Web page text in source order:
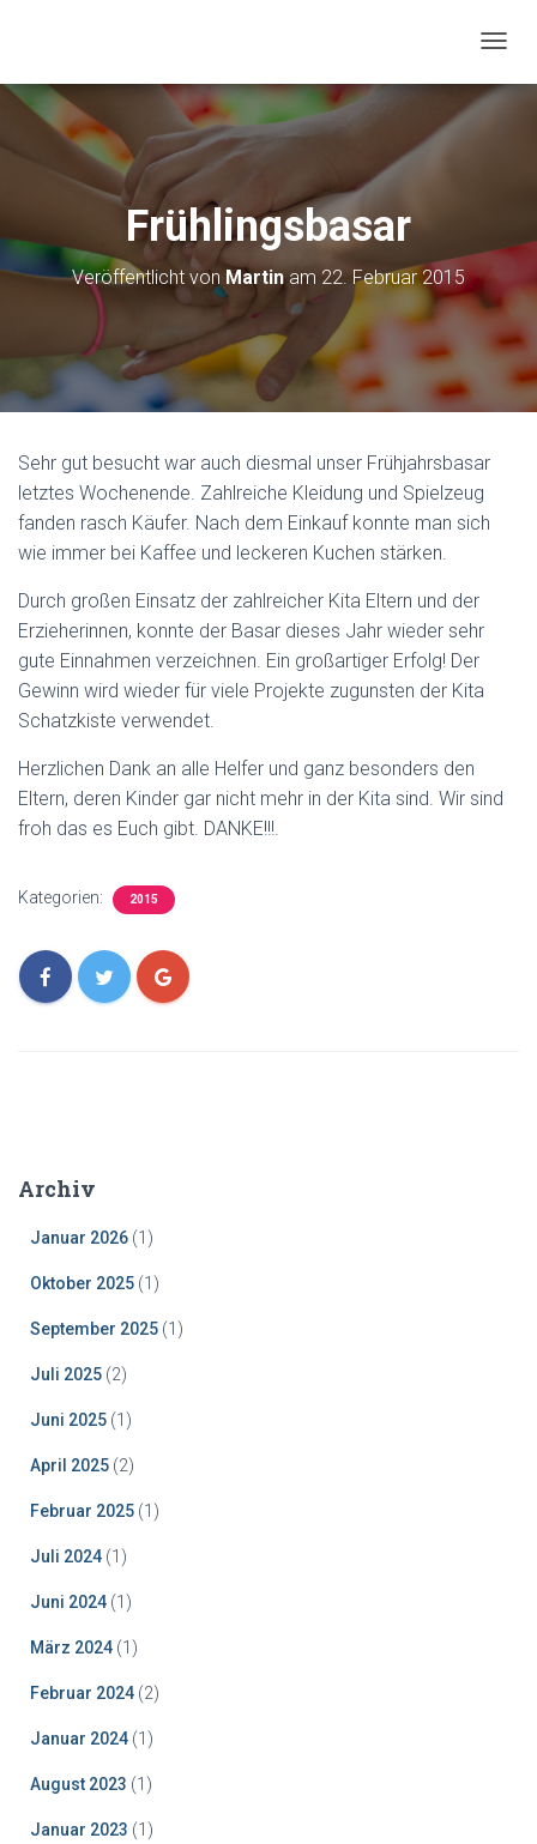
A
M
C
Frühlingsbasar
Veröffentlicht von Martinam 22. Februar 2015
Sehr gut besucht war auch diesmal unser Frühjahrsbasar
letztes Wochenende. Zahlreiche Kleidung und Spielzeug
fanden rasch Käufer. Nach dem Einkauf konnte man sich
wie immer bei Kaffee und leckeren Kuchen stärken.
Durch großen Einsatz der zahlreicher Kita Eltern und der
Erzieherinnen, konnte der Basar dieses Jahr wieder sehr
gute Einnahmen verzeichnen. Ein großartiger Erfolg! Der
Gewinn wird wieder für viele Projekte zugunsten der Kita
Schatzkiste verwendet.
Herzlichen Dank an alle Helfer und ganz besonders den
Eltern, deren Kinder gar nicht mehr in der Kita sind. Wir sind
froh das es Euch gibt. DANKE!!!.
Kategorien: 2015
Archiv
Januar 2026 (1)
Oktober 2025 (1)
September 2025 (1)
Juli 2025 (2)
Juni 2025 (1)
April 2025 (2)
Februar 2025 (1)
Juli 2024 (1)
Juni 2024 (1)
März 2024 (1)
Februar 2024 (2)
Januar 2024 (1)
August 2023 (1)
Januar 2023 (1)